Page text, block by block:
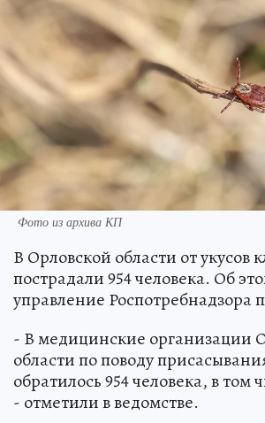
Фото из архива КП
В Орловской области от укусов
пострадали 954 человека. Об
управление Роспотребнадзора
- В медицинские организации
области по поводу
обратилось 954 человека, в том
- отметили в ведомстве.